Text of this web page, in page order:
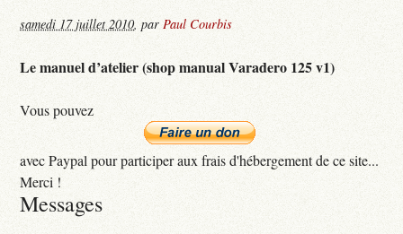
samedi 17 juillet 2010,parPaul Courbis
Le manuel d’atelier (shop manual Varadero 125 v1)
Vous pouvez
avec Paypal pour participer aux frais d'hébergement de ce site...
Merci !
Messages